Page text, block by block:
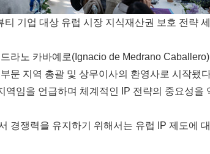
티 기업 대상 유럽 시장 지식재산권 보호 전략
라노 카바예로(Ignacio de Medrano
문 지역 총괄 및 상무이사의 환영사로 시작됐
임을 언급하며 체계적인 IP 전략의 중요성을
경쟁력을 유지하기 위해서는 유럽 IP 제도에